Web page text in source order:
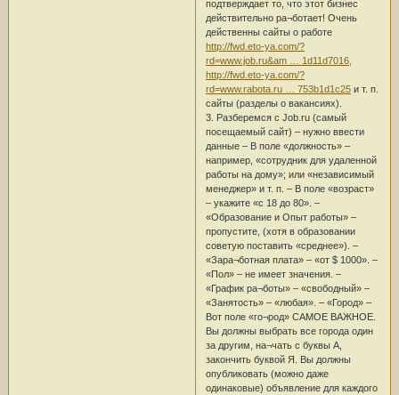
подтверждает то, что этот бизнес
действительно ра¬ботает! Очень
действенны сайты о работе
http://fwd.eto-ya.com/?
rd=www.job.ru&am … 1d11d7016,
http://fwd.eto-ya.com/?
rd=www.rabota.ru … 753b1d1c25и т. п.
сайты (разделы о вакансиях).
3. Разберемся с Job.ru (самый
посещаемый сайт) – нужно ввести
данные – В поле «должность» –
например, «сотрудник для удаленной
работы на дому»; или «независимый
менеджер» и т. п. – В поле «возраст»
– укажите «с 18 до 80». –
«Образование и Опыт работы» –
пропустите, (хотя в образовании
советую поставить «среднее»). –
«Зара¬ботная плата» – «от $ 1000». –
«Пол» – не имеет значения. –
«График ра¬боты» – «свободный» –
«Занятость» – «любая». – «Город» –
Вот поле «го¬род» САМОЕ ВАЖНОЕ.
Вы должны выбрать все города один
за другим, на¬чать с буквы А,
закончить буквой Я. Вы должны
опубликовать (можно даже
одинаковые) объявление для каждого